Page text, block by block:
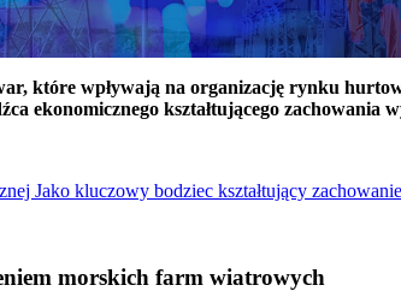
które wpływają na organizację rynku
ekonomicznego kształtującego
Jako kluczowy bodziec kształtujący
morskich farm wiatrowych